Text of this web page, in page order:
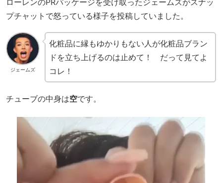
プチャットで怒っている様子を投稿していました。
ジェームズ
化粧品に縁もゆかりもない人が化粧品ブラン
ドを立ち上げるのは止めて！ だって見てよ
コレ！
チューブの中身は空です。